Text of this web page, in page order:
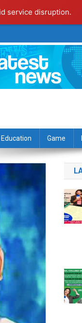
service disruption.
Education Game